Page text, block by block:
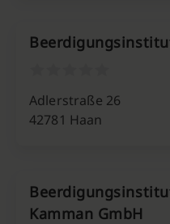
Adlerstraße 26
42781 Haan
Kamman GmbH